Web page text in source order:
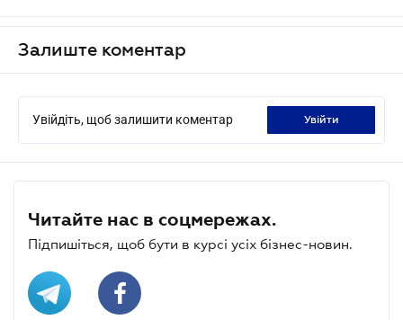
Залиште коментар
Увійдіть, щоб залишити коментар увійти
Читайте нас в соцмережах.
Підпишіться, щоб бути в курсі усіх бізнес-новин.